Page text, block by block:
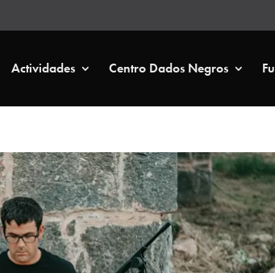
Actividades Centro Dados Negros